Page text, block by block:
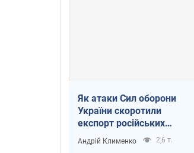
Як атаки Сил оборони
України скоротили
експорт російських
нафтопродуктів
Андрій Клименко 2,6 т.